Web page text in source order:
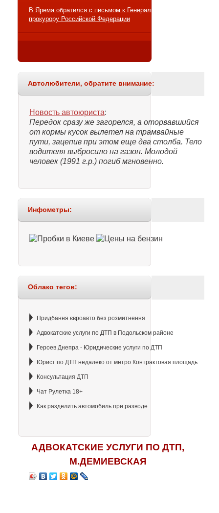
В.Ярема обратился с письмом к Генеральному
прокурору Российской Федерации
Автолюбители, обратите внимание:
Новость автоюриста:
Передок сразу же загорелся, а оторвавшийся
от кормы кусок вылетел на трамвайные
пути, зацепив при этом еще два столба. Тело
водителя выбросило на газон. Молодой
человек (1991 г.р.) погиб мгновенно.
Инфометры:
Облако тегов:
Придбання євроавто без розмитнення
Адвокатские услуги по ДТП в Подольском районе
Героев Днепра - Юридические услуги по ДТП
Юрист по ДТП недалеко от метро Контрактовая площадь
Консультация ДТП
Чат Рулетка 18+
Как разделить автомобиль при разводе
АДВОКАТСКИЕ УСЛУГИ ПО ДТП,
М.ДЕМИЕВСКАЯ